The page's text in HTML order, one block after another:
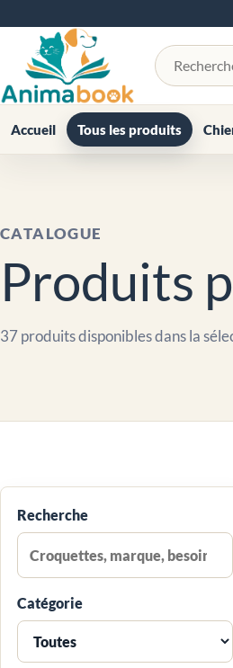
Accueil Tous les produits
CATALOGUE
Produits
37 produits disponibles dans la
Recherche
Catégorie